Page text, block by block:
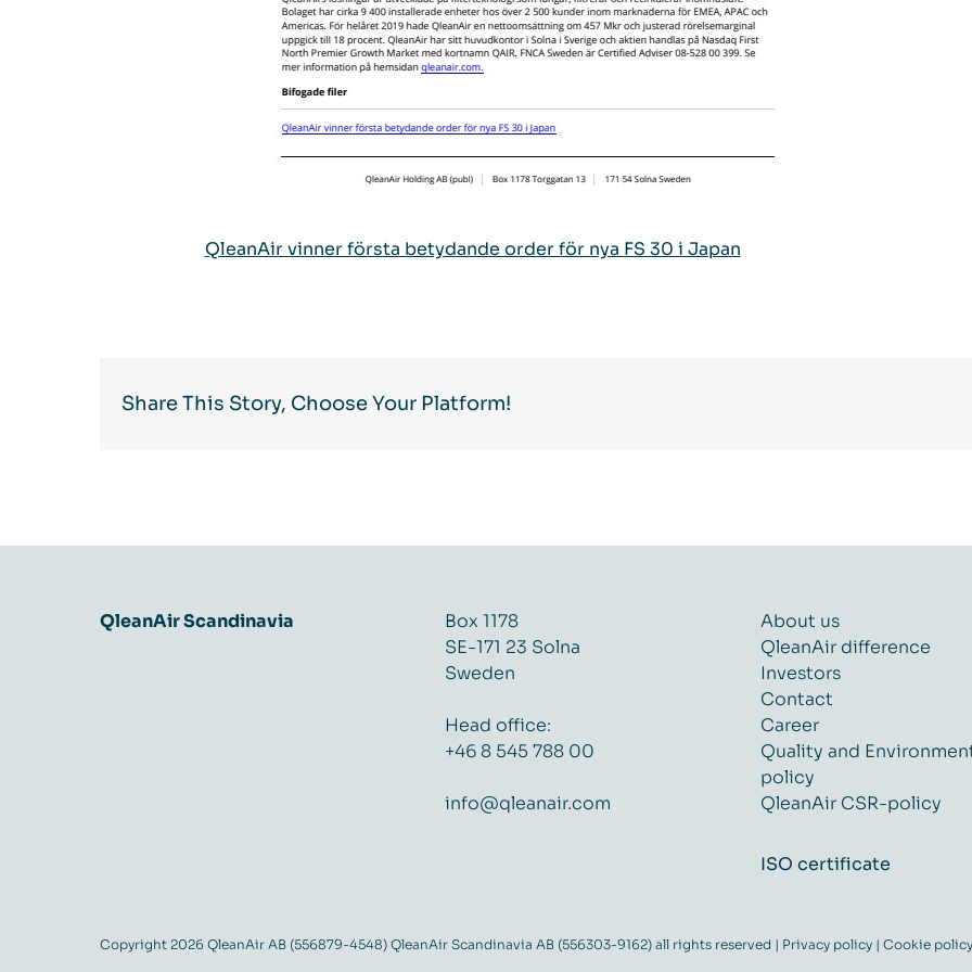
QleanAir vinner första betydande order för nya FS 30 i Japan
Share This Story, Choose Your Platform!
QleanAir Scandinavia
Box 1178
SE-171 23 Solna
Sweden
Head office:
+46 8 545 788 00
info@qleanair.com
About us
QleanAir difference
Investors
Contact
Career
Quality and
policy
QleanAir CSR-policy
ISO certificate
Copyright 2026 QleanAir AB (556879-4548) QleanAir Scandinavia AB (556303-9162) all rights reserved | Privacy policy | Cookie policy